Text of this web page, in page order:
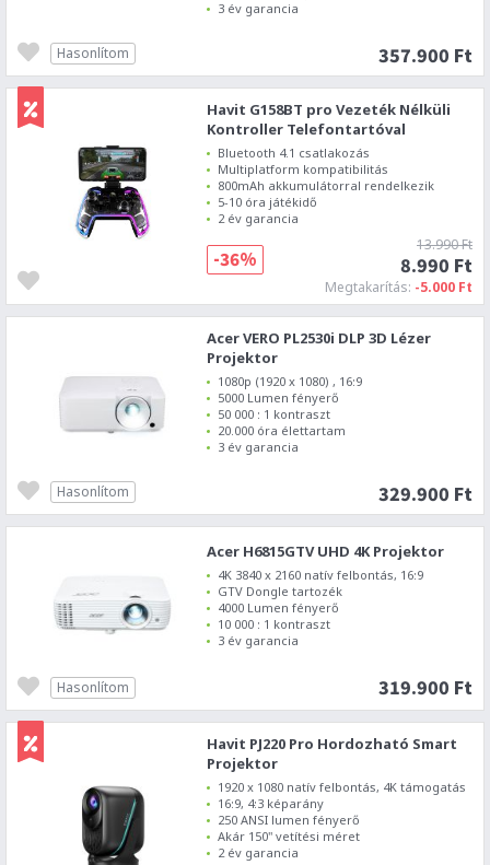
3 év garancia
357.900 Ft
Hasonlítom
Havit G158BT pro Vezeték Nélküli
Kontroller Telefontartóval
Bluetooth 4.1 csatlakozás
Multiplatform kompatibilitás
800mAh akkumulátorral rendelkezik
5-10 óra játékidő
2 év garancia
13.990 Ft
8.990 Ft
Megtakarítás: -5.000 Ft
-36%
Acer VERO PL2530i DLP 3D Lézer
Projektor
1080p (1920 x 1080) , 16:9
5000 Lumen fényerő
50 000 : 1 kontraszt
20.000 óra élettartam
3 év garancia
329.900 Ft
Hasonlítom
Acer H6815GTV UHD 4K Projektor
4K 3840 x 2160 natív felbontás, 16:9
GTV Dongle tartozék
4000 Lumen fényerő
10 000 : 1 kontraszt
3 év garancia
319.900 Ft
Hasonlítom
Havit PJ220 Pro Hordozható Smart
Projektor
1920 x 1080 natív felbontás, 4K támogatás
16:9, 4:3 képarány
250 ANSI lumen fényerő
Akár 150" vetítési méret
2 év garancia